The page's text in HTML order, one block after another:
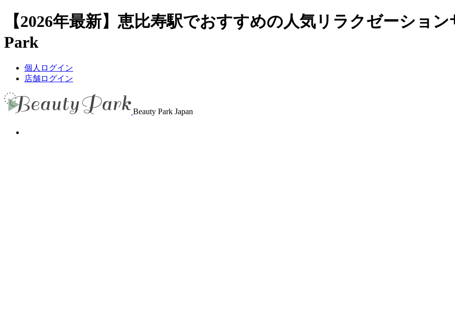
【2026年最新】恵比寿駅でおすすめの人気リラクゼーショ
Park
個人ログイン
店舗ログイン
Beauty Park Japan